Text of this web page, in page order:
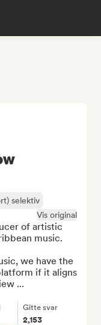
selektiv
Vis original
of artistic
music.
we have the
if it aligns
...
Gitte svar
2,153